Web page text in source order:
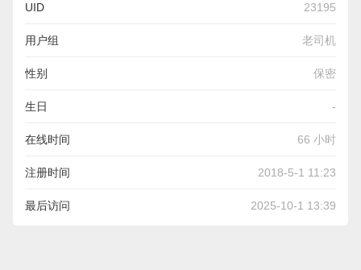
UID 23195
用户组 老司机
性别 保密
生日 -
在线时间 66 小时
注册时间 2018-5-1 11:23
最后访问 2025-10-1 13:39